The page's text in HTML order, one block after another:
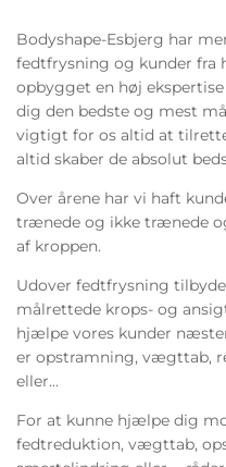
Bodyshape-Esbjerg har
fedtfrysning og kunder fra
opbygget en høj
dig den bedste og mest
vigtigt for os altid at
altid skaber de absolut
Over årene har vi haft
trænede og ikke trænede
af kroppen.
Udover fedtfrysning
målrettede krops- og
hjælpe vores kunder
er opstramning, vægttab,
eller...
For at kunne hjælpe dig
fedtreduktion, vægttab,